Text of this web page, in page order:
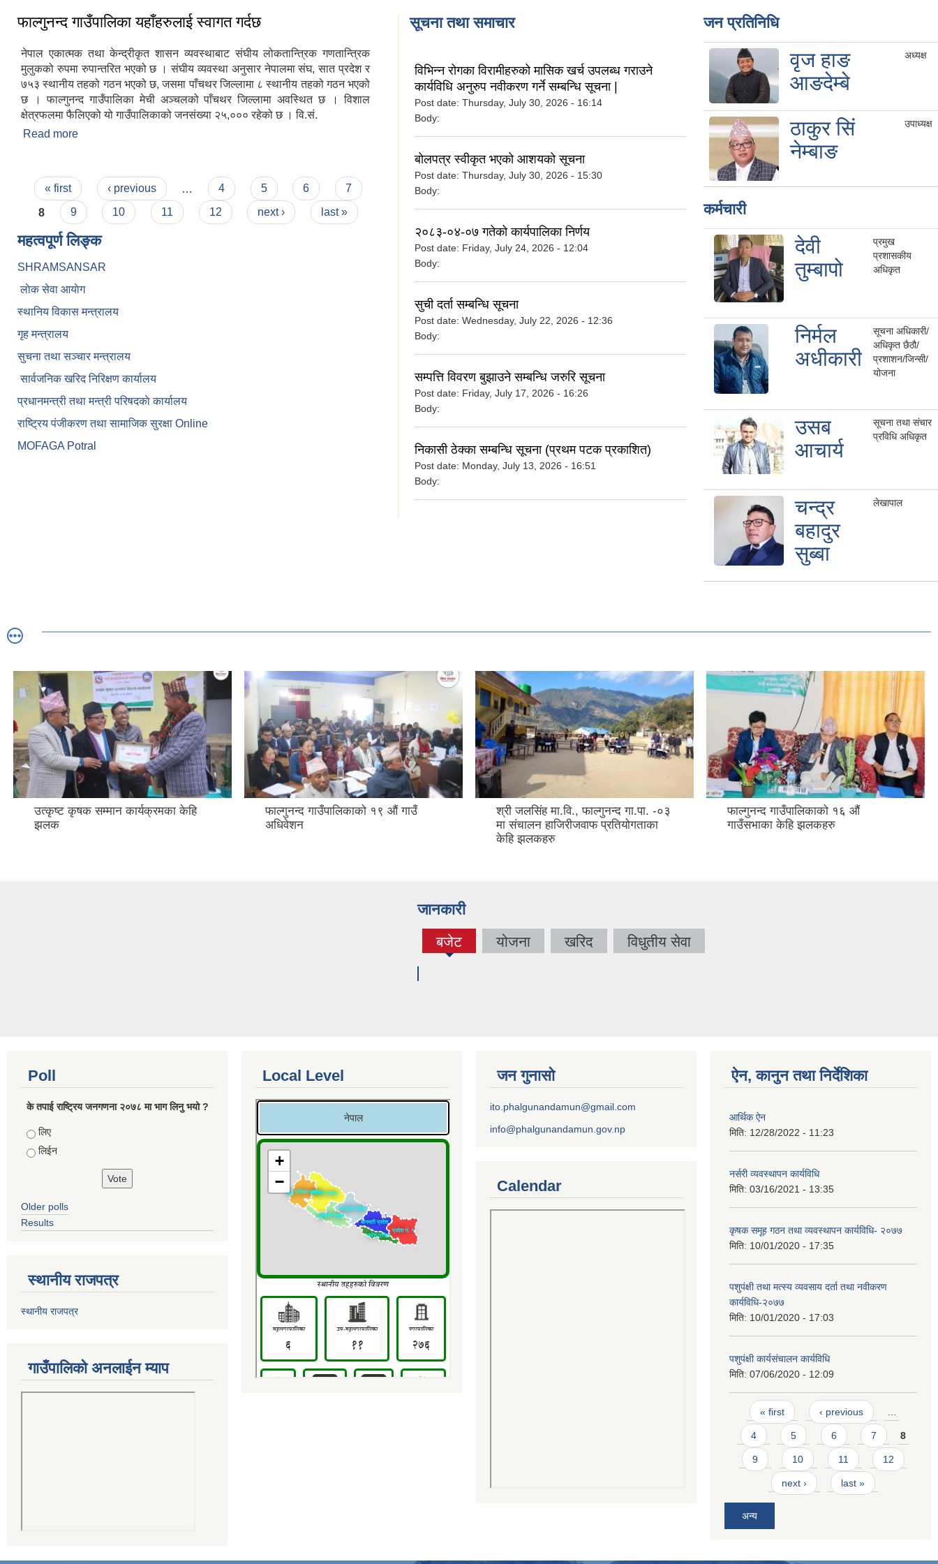
फाल्गुनन्द गाउँपालिका यहाँहरुलाई स्वागत गर्दछ
नेपाल एकात्मक तथा केन्द्रीकृत शासन व्यवस्थाबाट संघीय लोकतान्त्रिक गणतान्त्रिक
मुलुकको रुपमा रुपान्तरित भएको छ । संघीय व्यवस्था अनुसार नेपालमा संघ, सात प्रदेश र
७५३ स्थानीय तहको गठन भएको छ, जसमा पाँचथर जिल्लामा ८ स्थानीय तहको गठन भएको
छ । फाल्गुनन्द गाउँपालिका मेची अञ्चलको पाँचथर जिल्लामा अवस्थित छ । विशाल
क्षेत्रफलमा फैलिएको यो गाउँपालिकाको जनसंख्या २५,००० रहेको छ । वि.सं.
Read more
Pages
« first ‹ previous … 4 5 6
7
8
9 10 11 12 next › last »
महत्वपूर्ण लिङ्क
SHRAMSANSAR
लाेक सेवा आयाेग
स्थानिय विकास मन्त्रालय
गृह मन्त्रालय
सुचना तथा सञ्चार मन्त्रालय
सार्वजनिक खरिद निरिक्षण कार्यालय
प्रधानमन्त्री तथा मन्त्री परिषदकाे कार्यालय
राष्ट्रिय पंजीकरण तथा सामाजिक सुरक्षा Online
MOFAGA Potral
सूचना तथा समाचार
विभिन्न रोगका विरामीहरुको मासिक खर्च उपलब्ध गराउने
कार्यविधि अनुरुप नवीकरण गर्ने सम्बन्धि सूचना |
Post date: Thursday, July 30, 2026 - 16:14
Body:
बोलपत्र स्वीकृत भएको आशयको सूचना
Post date: Thursday, July 30, 2026 - 15:30
Body:
२०८३-०४-०७ गतेको कार्यपालिका निर्णय
Post date: Friday, July 24, 2026 - 12:04
Body:
सुची दर्ता सम्बन्धि सूचना
Post date: Wednesday, July 22, 2026 - 12:36
Body:
सम्पत्ति विवरण बुझाउने सम्बन्धि जरुरि सूचना
Post date: Friday, July 17, 2026 - 16:26
Body:
निकासी ठेक्का सम्बन्धि सूचना (प्रथम पटक प्रकाशित)
Post date: Monday, July 13, 2026 - 16:51
Body:
जन प्रतिनिधि
वृज हाङ
आङदेम्बे
अध्यक्ष
ठाकुर सिं
नेम्बाङ
उपाध्यक्ष
कर्मचारी
देवी
तुम्बापो
प्रमुख
प्रशासकीय
अधिकृत
निर्मल
अधीकारी
सूचना अधिकारी/
अधिकृत छैठौ/
प्रशाशन/जिन्सी/
योजना
उसब
आचार्य
सूचना तथा संचार
प्रविधि अधिकृत
चन्द्र
बहादुर
सुब्बा
लेखापाल
उत्कृष्ट कृषक सम्मान कार्यक्रमका केहि
झलक
फाल्गुनन्द गाउँपालिकाको १९ औं गाउँ
अधिवेशन
श्री जलसिंह मा.वि., फाल्गुनन्द गा.पा. -०३
मा संचालन हाजिरीजवाफ प्रतियोगताका
केहि झलकहरु
फाल्गुनन्द गाउँपालिकाको १६ औं
गाउँसभाका केहि झलकहरु
जानकारी
बजेट
(active
योजना खरिद विधुतीय सेवा
Poll
के तपाई राष्ट्रिय जनगणना २०७८ मा भाग लिनु भयो ?
Choices
लिए
लिईन
Older polls
Results
स्थानीय राजपत्र
स्थानीय राजपत्र
गाउँपालिको अनलाईन म्याप
Local Level जन गुनासो
ito.phalgunandamun@gmail.com
info@phalgunandamun.gov.np
Calendar
ऐन, कानुन तथा निर्देशिका
आर्थिक ऐन
मिति: 12/28/2022 - 11:23
नर्सरी व्यवस्थापन कार्यविधि
मिति: 03/16/2021 - 13:35
कृषक समूह गठन तथा व्यवस्थापन कार्यविधि- २०७७
मिति: 10/01/2020 - 17:35
पशुपंक्षी तथा मत्स्य व्यवसाय दर्ता तथा नवीकरण
कार्यविधि-२०७७
मिति: 10/01/2020 - 17:03
पशुपंक्षी कार्यसंचालन कार्यविधि
मिति: 07/06/2020 - 12:09
Pages
« first ‹ previous …
4 5 6 7 8
9 10 11 12
next › last »
अन्य